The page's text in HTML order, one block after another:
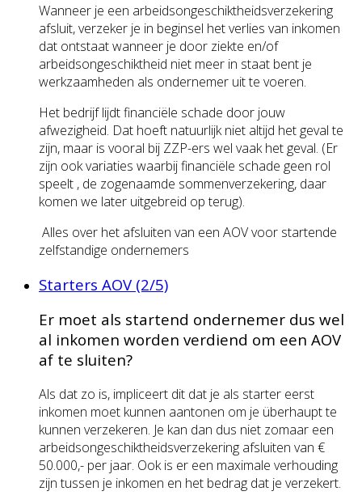
Wanneer je een arbeidsongeschiktheidsverzekering
afsluit, verzeker je in beginsel het verlies van inkomen
dat ontstaat wanneer je door ziekte en/of
arbeidsongeschiktheid niet meer in staat bent je
werkzaamheden als ondernemer uit te voeren.
Het bedrijf lijdt financiële schade door jouw
afwezigheid. Dat hoeft natuurlijk niet altijd het geval te
zijn, maar is vooral bij ZZP-ers wel vaak het geval. (Er
zijn ook variaties waarbij financiële schade geen rol
speelt , de zogenaamde sommenverzekering, daar
komen we later uitgebreid op terug).
Alles over het afsluiten van een AOV voor startende
zelfstandige ondernemers
Starters AOV (2/5)
Er moet als startend ondernemer dus wel
al inkomen worden verdiend om een AOV
af te sluiten?
Als dat zo is, impliceert dit dat je als starter eerst
inkomen moet kunnen aantonen om je überhaupt te
kunnen verzekeren. Je kan dan dus niet zomaar een
arbeidsongeschiktheidsverzekering afsluiten van €
50.000,- per jaar. Ook is er een maximale verhouding
zijn tussen je inkomen en het bedrag dat je verzekert.